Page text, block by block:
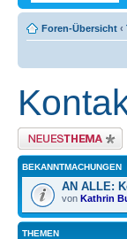
Foren-Übersicht ‹
Neues Thema erstellen
BEKANNTMACHUNGEN
AN ALLE:
von Kathrin
THEMEN